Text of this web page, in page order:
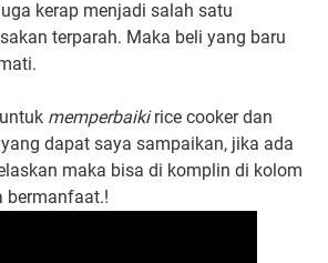
kerap menjadi salah satu
terparah. Maka beli yang baru
memperbaikirice cooker dan
dapat saya sampaikan, jika ada
maka bisa di komplin di kolom
bermanfaat.!